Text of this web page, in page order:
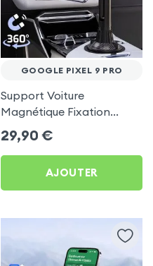
GOOGLE PIXEL 9 PRO
Support Voiture
Magnétique Fixation
Porte-gobelet pour
Google Pixel 9 Pro
29,90 €
AJOUTER